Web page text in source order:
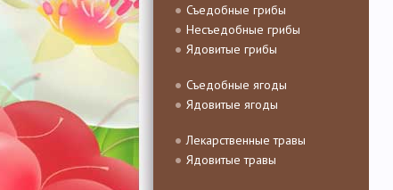
Съедобные грибы
Несъедобные грибы
Ядовитые грибы
Съедобные ягоды
Ядовитые ягоды
Лекарственные травы
Ядовитые травы